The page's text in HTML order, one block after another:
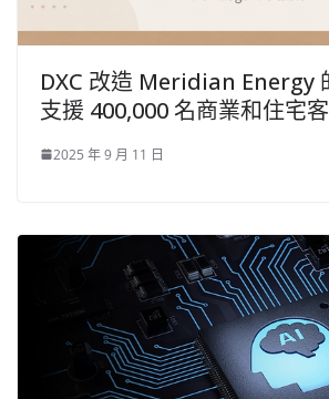
DXC 改造 Meridian Energy
支援 400,000 名商業和住宅
2025 年 9 月 11 日